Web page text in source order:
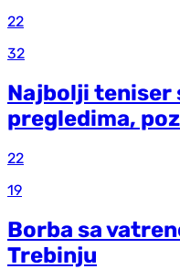
22
32
Najbolji teniser
pregledima,
22
19
Borba sa
Trebinju